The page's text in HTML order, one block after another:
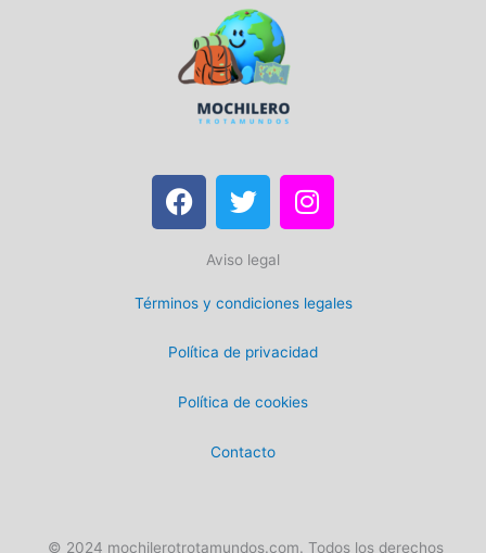
F
a
b
o
T
w
t
t
r
I
n
a
g
r
m
Aviso legal
Términos y condiciones legales
Política de privacidad
Política de cookies
Contacto
© 2024 mochilerotrotamundos.com. Todos los derechos